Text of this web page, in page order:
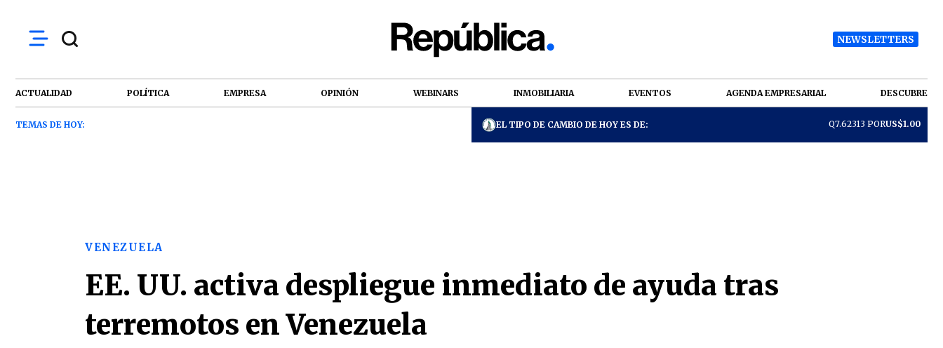
NEWSLETTERS
ACTUALIDAD POLÍTICA EMPRESA OPINIÓN WEBINARS INMOBILIARIA EVENTOS AGENDA EMPRESARIAL DESCUBRE
TEMAS DE HOY: EL TIPO DE CAMBIO DE HOY ES DE: Q7.62313 PORUS$1.00
VENEZUELA
EE. UU. activa despliegue inmediato de ayuda tras
terremotos en Venezuela